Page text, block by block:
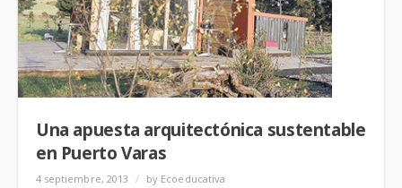
Una apuesta arquitectónica sustentable
en Puerto Varas
4 septiembre, 2013 / by Ecoeducativa